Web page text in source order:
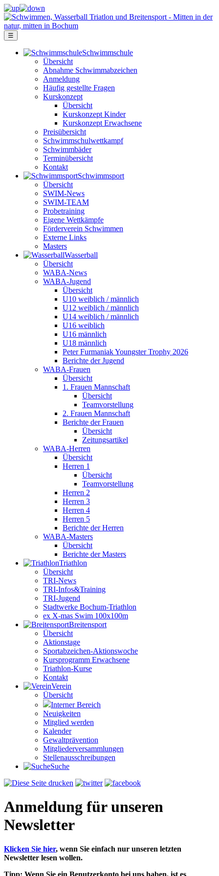
☰
Schwimm­schule
Übersicht
Ab­nah­me Schwimm­ab­zei­chen
Anmeldung
Häufig gestellte Fragen
Kurs­konzept
Übersicht
Kurskonzept Kinder
Kurskonzept Erwachsene
Preis­über­sicht
Schwimm­schul­wett­kampf
Schwimm­bäder
Terminübersicht
Kontakt
Schwimm­sport
Übersicht
SWIM-News
SWIM-TEAM
Probe­training
Eigene Wettkämpfe
Förderverein Schwimmen
Externe Links
Masters
Wasser­ball
Übersicht
WABA-News
WABA-Jugend
Übersicht
U10 weiblich / männlich
U12 weiblich / männlich
U14 weiblich / männlich
U16 weiblich
U16 männlich
U18 männlich
Peter Furmaniak Youngster Trophy 2026
Berichte der Jugend
WABA-Frauen
Übersicht
1. Frauen Mannschaft
Übersicht
Teamvorstellung
2. Frauen Mannschaft
Berichte der Frauen
Übersicht
Zeitungsartikel
WABA-Herren
Übersicht
Herren 1
Übersicht
Teamvorstellung
Herren 2
Herren 3
Herren 4
Herren 5
Berichte der Herren
WABA-Masters
Übersicht
Berichte der Masters
Triathlon
Übersicht
TRI-News
TRI-Infos&Training
TRI-Jugend
Stadtwerke Bochum-Triathlon
ex X-mas Swim 100x100m
Breiten­sport
Übersicht
Aktionstage
Sportabzeichen-Aktionswoche
Kursprogramm Erwachsene
Triathlon-Kurse
Kontakt
Verein
Übersicht
Interner Bereich
Neuigkeiten
Mitglied werden
Kalender
Gewaltprävention
Mitglieder­versammlungen
Stellen­aus­schrei­bungen
Suche
Anmeldung für unseren
Newsletter
Klicken Sie hier, wenn Sie einfach nur unseren letzten
Newsletter lesen wollen.
Tipp: Wenn Sie ein Benutzerkonto bei uns haben, ist es